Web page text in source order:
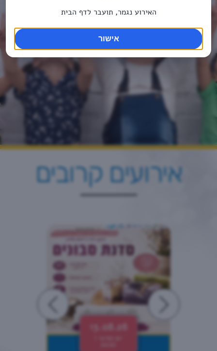
אירועים קרובים
13.08.26
האירוע נגמר, תועבר לדף הבית
אישור